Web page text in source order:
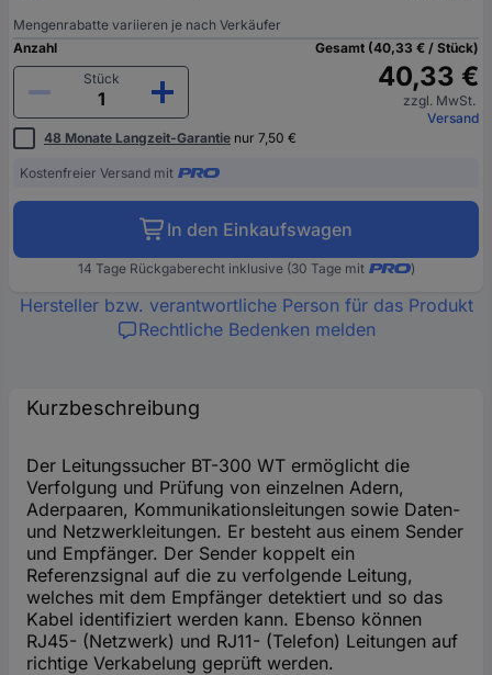
Mengenrabatte variieren je nach Verkäufer
Anzahl
Stück
Gesamt (40,33 € / Stück)
40,33 €
zzgl. MwSt.
Versand
48 Monate Langzeit-Garantie nur 7,50 €
Kostenfreier Versand mit
In den Einkaufswagen
14 Tage Rückgaberecht inklusive (30 Tage mit )
Hersteller bzw. verantwortliche Person für das Produkt
Rechtliche Bedenken melden
Kurzbeschreibung
Der Leitungssucher BT-300 WT ermöglicht die
Verfolgung und Prüfung von einzelnen Adern,
Aderpaaren, Kommunikationsleitungen sowie Daten-
und Netzwerkleitungen. Er besteht aus einem Sender
und Empfänger. Der Sender koppelt ein
Referenzsignal auf die zu verfolgende Leitung,
welches mit dem Empfänger detektiert und so das
Kabel identifiziert werden kann. Ebenso können
RJ45- (Netzwerk) und RJ11- (Telefon) Leitungen auf
richtige Verkabelung geprüft werden.